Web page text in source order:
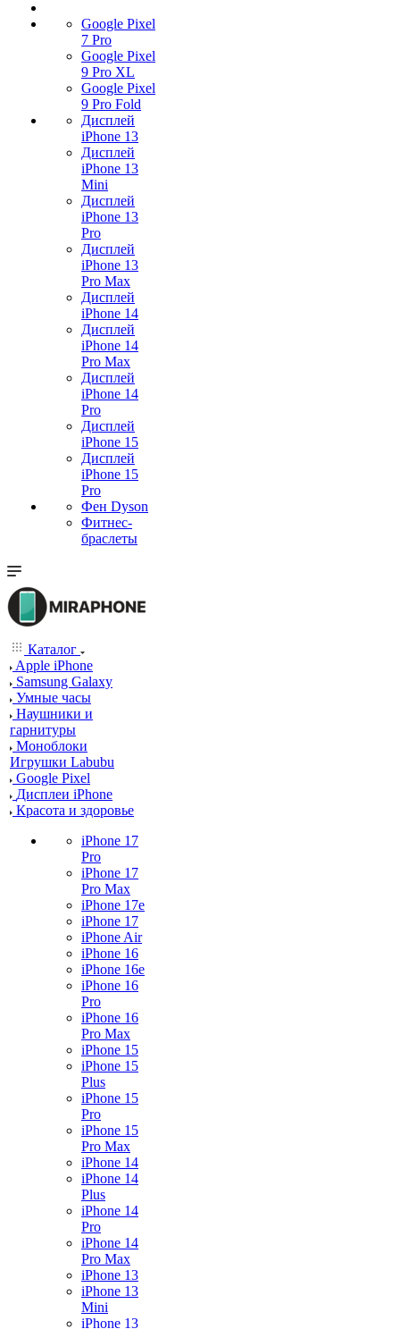
Google Pixel
7 Pro
Google Pixel
9 Pro XL
Google Pixel
9 Pro Fold
Дисплей
iPhone 13
Дисплей
iPhone 13
Mini
Дисплей
iPhone 13
Pro
Дисплей
iPhone 13
Pro Max
Дисплей
iPhone 14
Дисплей
iPhone 14
Pro Max
Дисплей
iPhone 14
Pro
Дисплей
iPhone 15
Дисплей
iPhone 15
Pro
Фен Dyson
Фитнес-
браслеты
Каталог
Apple iPhone
Samsung Galaxy
Умные часы
Наушники и
гарнитуры
Моноблоки
Игрушки Labubu
Google Pixel
Дисплеи iPhone
Красота и здоровье
iPhone 17
Pro
iPhone 17
Pro Max
iPhone 17e
iPhone 17
iPhone Air
iPhone 16
iPhone 16e
iPhone 16
Pro
iPhone 16
Pro Max
iPhone 15
iPhone 15
Plus
iPhone 15
Pro
iPhone 15
Pro Max
iPhone 14
iPhone 14
Plus
iPhone 14
Pro
iPhone 14
Pro Max
iPhone 13
iPhone 13
Mini
iPhone 13